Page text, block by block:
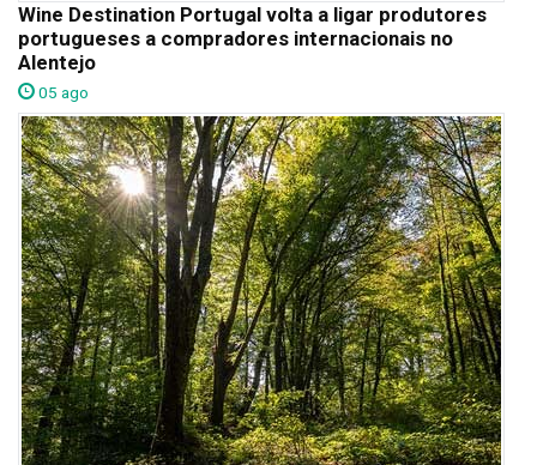
Wine Destination Portugal volta a ligar produtores
portugueses a compradores internacionais no
Alentejo
05 ago